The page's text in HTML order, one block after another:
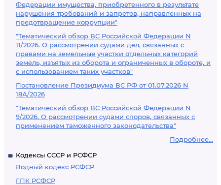
Федерации имущества, приобретенного в результате
нарушения требований и запретов, направленных на
предотвращение коррупции"
"Тематический обзор ВС Российской Федерации N
11/2026. О рассмотрении судами дел, связанных с
правами на земельные участки отдельных категорий
земель, изъятых из оборота и ограниченных в обороте, и
с использованием таких участков"
Постановление Президиума ВС РФ от 01.07.2026 N
18А/2026
"Тематический обзор ВС Российской Федерации N
9/2026. О рассмотрении судами споров, связанных с
применением таможенного законодательства"
Подробнее...
Кодексы СССР и РСФСР
Водный кодекс РСФСР
ГПК РСФСР